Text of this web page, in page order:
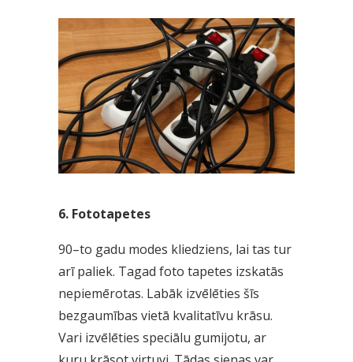
6. Fototapetes
90–to gadu modes kliedziens, lai tas tur
arī paliek. Tagad foto tapetes izskatās
nepiemērotas. Labāk izvēlēties šīs
bezgaumības vietā kvalitatīvu krāsu.
Vari izvēlēties speciālu gumijotu, ar